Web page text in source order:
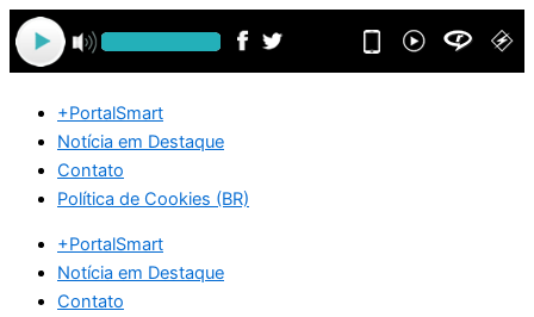
Ir
para
o
+PortalSmart
Notícia em Destaque
Contato
Política de Cookies (BR)
+PortalSmart
Notícia em Destaque
Contato